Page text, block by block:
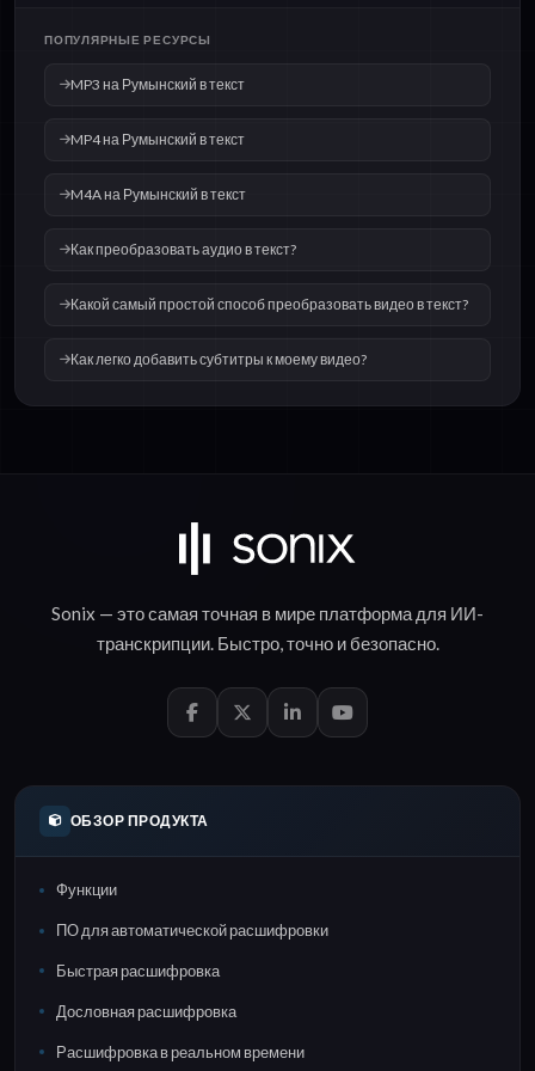
ПОПУЛЯРНЫЕ РЕСУРСЫ
MP3 на Румынский в текст
MP4 на Румынский в текст
M4A на Румынский в текст
Как преобразовать аудио в текст?
Какой самый простой способ преобразовать видео в текст?
Как легко добавить субтитры к моему видео?
Sonix — это самая точная в мире платформа для ИИ-
транскрипции. Быстро,точнои безопасно.
ОБЗОР ПРОДУКТА
Функции
ПО для автоматической расшифровки
Быстрая расшифровка
Дословная расшифровка
Расшифровка в реальном времени